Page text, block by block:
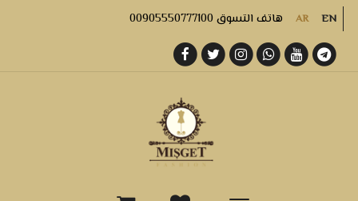
AR EN هاتف التسوق 00905550777100